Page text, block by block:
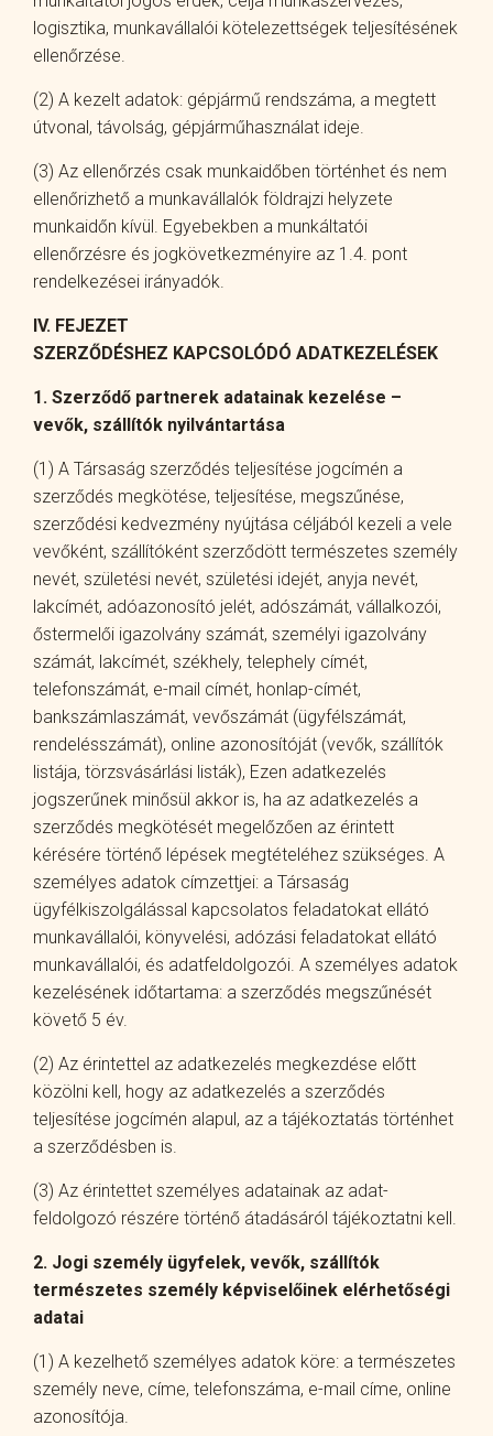
logisztika, munkavállalói kötelezettségek teljesítésének
ellenőrzése.
(2) A kezelt adatok: gépjármű rendszáma, a megtett
útvonal, távolság, gépjárműhasználat ideje.
(3) Az ellenőrzés csak munkaidőben történhet és nem
ellenőrizhető a munkavállalók földrajzi helyzete
munkaidőn kívül. Egyebekben a munkáltatói
ellenőrzésre és jogkövetkezményire az 1.4. pont
rendelkezései irányadók.
IV. FEJEZET
SZERZŐDÉSHEZ KAPCSOLÓDÓ ADATKEZELÉSEK
1. Szerződő partnerek adatainak kezelése –
vevők, szállítók nyilvántartása
(1) A Társaság szerződés teljesítése jogcímén a
szerződés megkötése, teljesítése, megszűnése,
szerződési kedvezmény nyújtása céljából kezeli a vele
vevőként, szállítóként szerződött természetes személy
nevét, születési nevét, születési idejét, anyja nevét,
lakcímét, adóazonosító jelét, adószámát, vállalkozói,
őstermelői igazolvány számát, személyi igazolvány
számát, lakcímét, székhely, telephely címét,
telefonszámát, e-mail címét, honlap-címét,
bankszámlaszámát, vevőszámát (ügyfélszámát,
rendelésszámát), online azonosítóját (vevők, szállítók
listája, törzsvásárlási listák), Ezen adatkezelés
jogszerűnek minősül akkor is, ha az adatkezelés a
szerződés megkötését megelőzően az érintett
kérésére történő lépések megtételéhez szükséges. A
személyes adatok címzettjei: a Társaság
ügyfélkiszolgálással kapcsolatos feladatokat ellátó
munkavállalói, könyvelési, adózási feladatokat ellátó
munkavállalói, és adatfeldolgozói. A személyes adatok
kezelésének időtartama: a szerződés megszűnését
követő 5 év.
(2) Az érintettel az adatkezelés megkezdése előtt
közölni kell, hogy az adatkezelés a szerződés
teljesítése jogcímén alapul, az a tájékoztatás történhet
a szerződésben is.
(3) Az érintettet személyes adatainak az adat-
feldolgozó részére történő átadásáról tájékoztatni kell.
2. Jogi személy ügyfelek, vevők, szállítók
természetes személy képviselőinek elérhetőségi
adatai
(1) A kezelhető személyes adatok köre: a természetes
személy neve, címe, telefonszáma, e-mail címe, online
azonosítója.